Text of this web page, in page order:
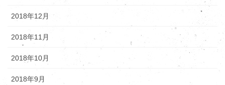
2018年12月
2018年11月
2018年10月
2018年9月